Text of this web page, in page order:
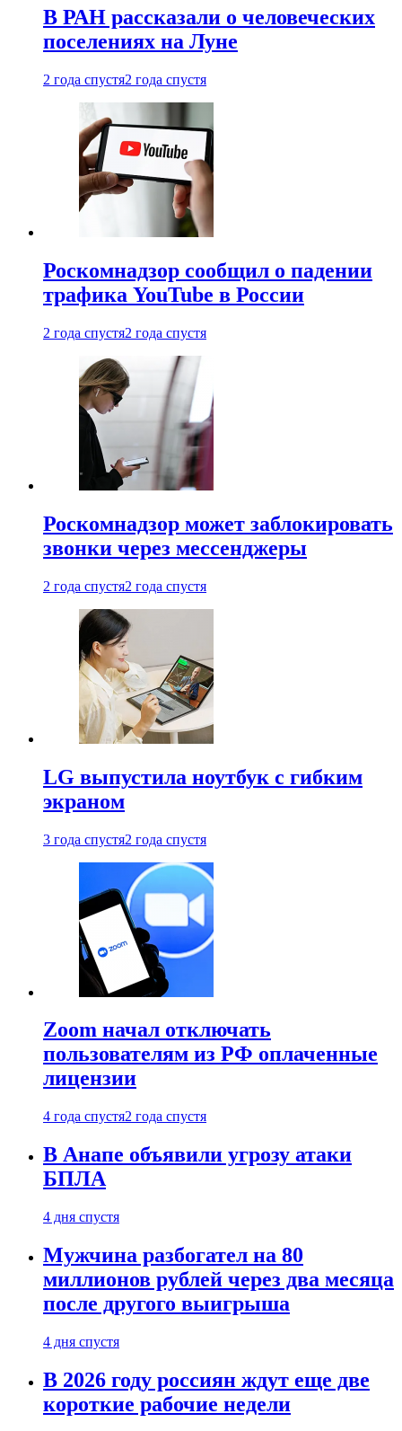
В РАН рассказали о человеческих
поселениях на Луне
2 года спустя2 года спустя
Роскомнадзор сообщил о падении
трафика YouTube в России
2 года спустя2 года спустя
Роскомнадзор может заблокировать
звонки через мессенджеры
2 года спустя2 года спустя
LG выпустила ноутбук с гибким
экраном
3 года спустя2 года спустя
Zoom начал отключать
пользователям из РФ оплаченные
лицензии
4 года спустя2 года спустя
В Анапе объявили угрозу атаки
БПЛА
4 дня спустя
Мужчина разбогател на 80
миллионов рублей через два месяца
после другого выигрыша
4 дня спустя
В 2026 году россиян ждут еще две
короткие рабочие недели